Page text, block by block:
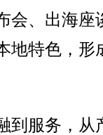
会、出海座
地特色，形
服务，从